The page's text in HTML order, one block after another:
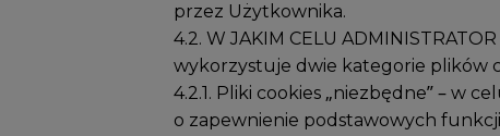
przez Użytkownika.
4.2. W JAKIM CELU
wykorzystuje dwie kategorie plików
4.2.1. Pliki cookies „niezbędne” – w
o zapewnienie podstawowych funkcji